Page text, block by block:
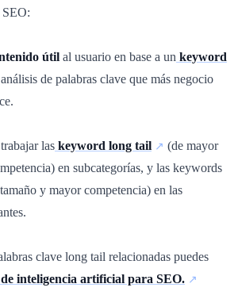
SEO:
útil al usuario en base a un keyword
de palabras clave que más negocio
las keyword long tail
(de mayor
en subcategorías, y las keywords
y mayor competencia) en las
clave long tail relacionadas puedes
inteligencia artificial para SEO.